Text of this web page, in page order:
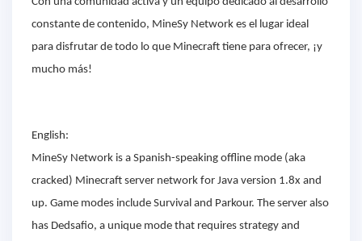
constante de contenido, MineSy Network es el lugar ideal
para disfrutar de todo lo que Minecraft tiene para ofrecer, ¡y
mucho más!
English:
MineSy Network is a Spanish-speaking offline mode (aka
cracked) Minecraft server network for Java version 1.8x and
up. Game modes include Survival and Parkour. The server also
has Dedsafio, a unique mode that requires strategy and